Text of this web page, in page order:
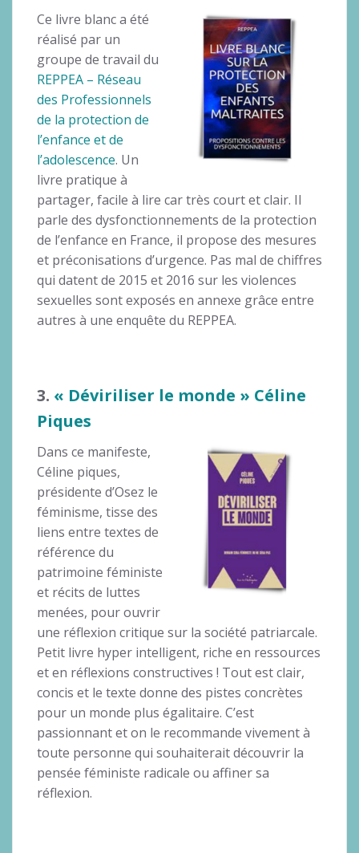
Ce livre blanc a été
réalisé par un
groupe de travail du
REPPEA – Réseau
des Professionnels
de la protection de
l’enfance et de
l’adolescence. Un
livre pratique à
partager, facile à lire car très court et clair. Il
parle des dysfonctionnements de la protection
de l’enfance en France, il propose des mesures
et préconisations d’urgence. Pas mal de chiffres
qui datent de 2015 et 2016 sur les violences
sexuelles sont exposés en annexe grâce entre
autres à une enquête du REPPEA.
3. « Déviriliser le monde » Céline
Piques
Dans ce manifeste,
Céline piques,
présidente d’Osez le
féminisme, tisse des
liens entre textes de
référence du
patrimoine féministe
et récits de luttes
menées, pour ouvrir
une réflexion critique sur la société patriarcale.
Petit livre hyper intelligent, riche en ressources
et en réflexions constructives ! Tout est clair,
concis et le texte donne des pistes concrètes
pour un monde plus égalitaire. C’est
passionnant et on le recommande vivement à
toute personne qui souhaiterait découvrir la
pensée féministe radicale ou affiner sa
réflexion.